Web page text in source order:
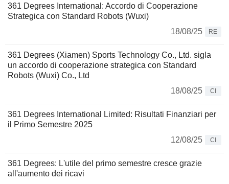
361 Degrees International: Accordo di Cooperazione
Strategica con Standard Robots (Wuxi)
18/08/25
RE
361 Degrees (Xiamen) Sports Technology Co., Ltd. sigla
un accordo di cooperazione strategica con Standard
Robots (Wuxi) Co., Ltd
18/08/25
CI
361 Degrees International Limited: Risultati Finanziari per
il Primo Semestre 2025
12/08/25
CI
361 Degrees: L'utile del primo semestre cresce grazie
all'aumento dei ricavi